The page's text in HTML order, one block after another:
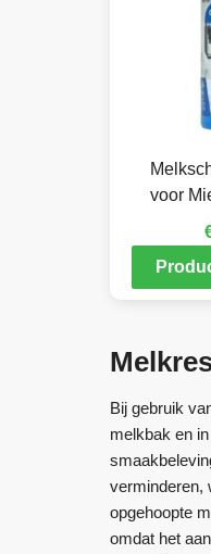
voor
Bij gebruik
melkbak en
verminderen,
opgehoopte
omdat het